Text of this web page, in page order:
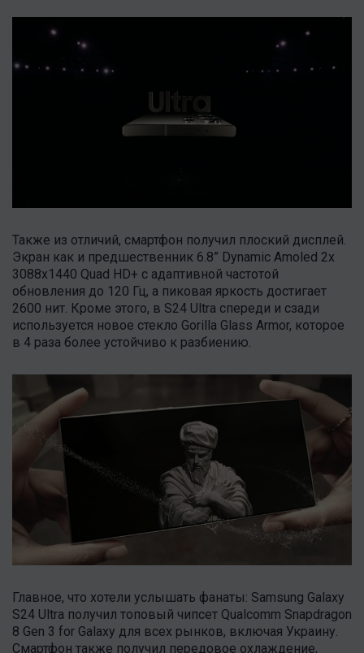
Также из отличий, смартфон получил плоский дисплей.
Экран как и предшественник 6.8” Dynamic Amoled 2x
3088х1440 Quad HD+ с адаптивной частотой
обновления до 120 Гц, а пиковая яркость достигает
2600 нит. Кроме этого, в S24 Ultra спереди и сзади
используется новое стекло Gorilla Glass Armor, которое
в 4 раза более устойчиво к разбиению.
Главное, что хотели услышать фанаты: Samsung Galaxy
S24 Ultra получил топовый чипсет Qualcomm Snapdragon
8 Gen 3 for Galaxy для всех рынков, включая Украину.
Смартфон также получил передовое охлаждение,